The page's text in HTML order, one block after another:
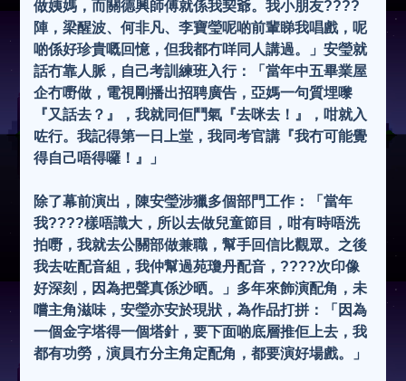
做姨媽，而關德興師傅就係我契爺。我小朋友????
陣，梁醒波、何非凡、李寶瑩呢啲前輩睇我唱戲，呢
啲係好珍貴嘅回憶，但我都冇咩同人講過。」安瑩就
話冇靠人脈，自己考訓練班入行：「當年中五畢業屋
企冇嘢做，電視剛播出招聘廣告，亞媽一句質埋嚟
『又話去？』，我就同佢鬥氣『去咪去！』，咁就入
咗行。我記得第一日上堂，我同考官講『我冇可能覺
得自己唔得囉！』」
除了幕前演出，陳安瑩涉獵多個部門工作：「當年
我????樣唔識大，所以去做兒童節目，咁有時唔洗
拍嘢，我就去公關部做兼職，幫手回信比觀眾。之後
我去咗配音組，我仲幫過苑瓊丹配音，????次印像
好深刻，因為把聲真係沙晒。」多年來飾演配角，未
嚐主角滋味，安瑩亦安於現狀，為作品打拼：「因為
一個金字塔得一個塔針，要下面啲底層推佢上去，我
都有功勞，演員冇分主角定配角，都要演好場戲。」